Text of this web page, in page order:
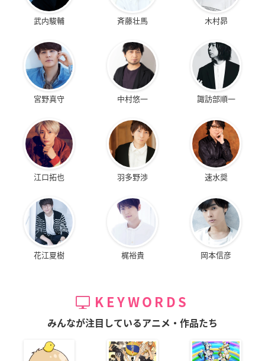
武内駿輔 斉藤壮馬 木村昴
宮野真守 中村悠一 諏訪部順一
江口拓也 羽多野渉 速水奨
花江夏樹 梶裕貴 岡本信彦
KEYWORDS
みんなが注目しているアニメ・作品たち